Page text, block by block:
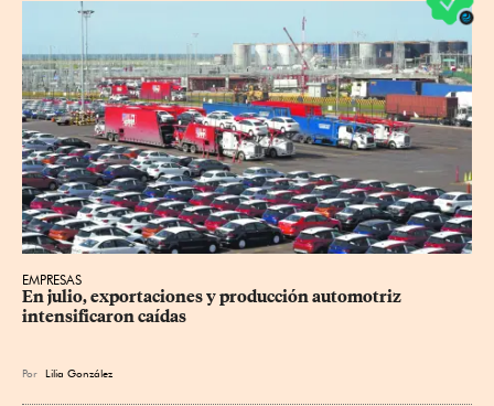
EMPRESAS
En julio, exportaciones y producción automotriz
intensificaron caídas
Por Lilia González